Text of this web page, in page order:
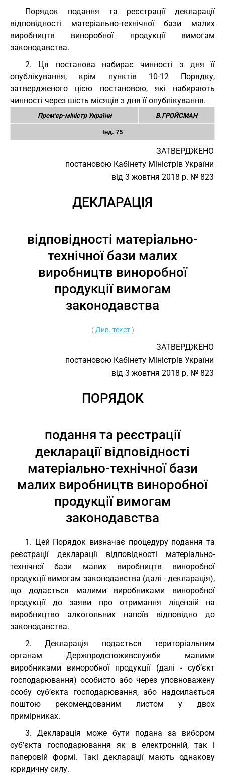
Порядок подання та реєстрації декларації
відповідності матеріально-технічної бази малих
виробництв виноробної продукції вимогам
законодавства.
2. Ця постанова набирає чинності з дня її
опублікування, крім пунктів 10-12 Порядку,
затвердженого цією постановою, які набирають
чинності через шість місяців з дня її опублікування.
Прем'єр-міністр України В.ГРОЙСМАН
Інд. 75
ЗАТВЕРДЖЕНО
постановою Кабінету Міністрів України
від 3 жовтня 2018 р. № 823
ДЕКЛАРАЦІЯ
відповідності матеріально-
технічної бази малих
виробництв виноробної
продукції вимогам
законодавства
( Див. текст)
ЗАТВЕРДЖЕНО
постановою Кабінету Міністрів України
від 3 жовтня 2018 р. № 823
ПОРЯДОК
подання та реєстрації
декларації відповідності
матеріально-технічної бази
малих виробництв виноробної
продукції вимогам
законодавства
1. Цей Порядок визначає процедуру подання та
реєстрації декларації відповідності матеріально-
технічної бази малих виробництв виноробної
продукції вимогам законодавства (далі - декларація),
що додається малими виробниками виноробної
продукції до заяви про отримання ліцензій на
виробництво алкогольних напоїв відповідно до
законодавства.
2. Декларація подається територіальним
органам Держпродспоживслужби малими
виробниками виноробної продукції (далі - суб’єкт
господарювання) особисто або через уповноважену
особу суб’єкта господарювання, або надсилається
поштою рекомендованим листом у двох
примірниках.
3. Декларація може бути подана за вибором
суб’єкта господарювання як в електронній, так і
паперовій формі. Такі декларації мають однакову
юридичну силу.